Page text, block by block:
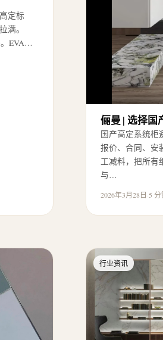
定标
满。
EVA…
俪曼 | 选择国
国产高定系统柜
报价、合同、安
工减料，把所有
与…
2026年3月28日·5
行业资讯